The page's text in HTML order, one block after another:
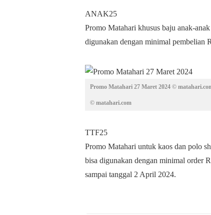
ANAK25
Promo Matahari khusus baju anak-
digunakan dengan minimal pembelian
Promo Matahari 27 Maret 2024 ©
© matahari.com
TTF25
Promo Matahari untuk kaos dan polo
bisa digunakan dengan minimal order
sampai tanggal 2 April 2024.